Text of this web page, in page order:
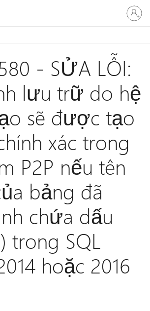
Đăng
nhập
tài
- SỬA LỖI:
lưu trữ do hệ
sẽ được tạo
xác trong
P2P nếu tên
bảng đã
chứa dấu
trong SQL
hoặc 2016